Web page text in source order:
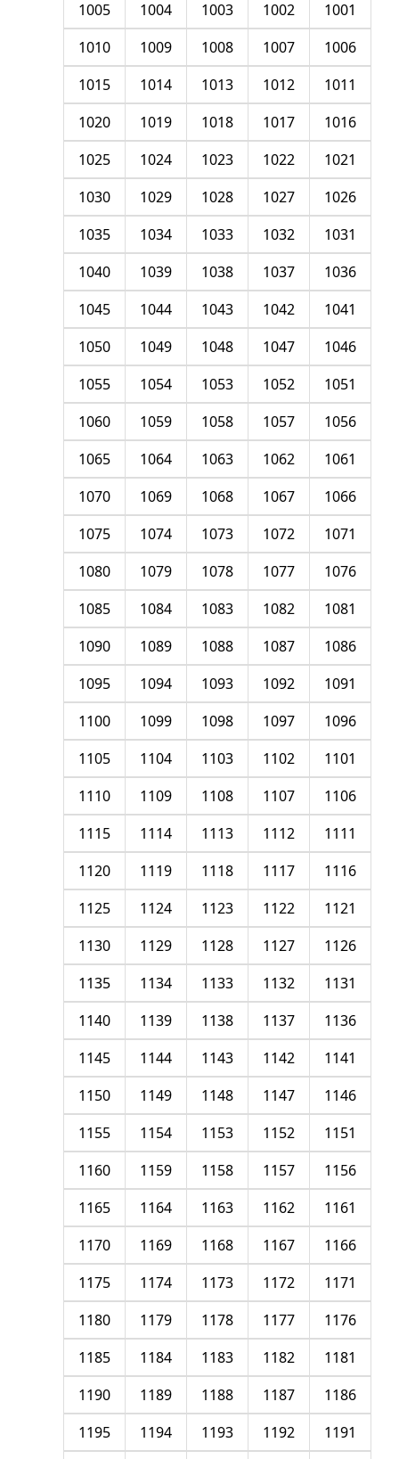
1001
1002
1003
1004
1005
1006
1007
1008
1009
1010
1011
1012
1013
1014
1015
1016
1017
1018
1019
1020
1021
1022
1023
1024
1025
1026
1027
1028
1029
1030
1031
1032
1033
1034
1035
1036
1037
1038
1039
1040
1041
1042
1043
1044
1045
1046
1047
1048
1049
1050
1051
1052
1053
1054
1055
1056
1057
1058
1059
1060
1061
1062
1063
1064
1065
1066
1067
1068
1069
1070
1071
1072
1073
1074
1075
1076
1077
1078
1079
1080
1081
1082
1083
1084
1085
1086
1087
1088
1089
1090
1091
1092
1093
1094
1095
1096
1097
1098
1099
1100
1101
1102
1103
1104
1105
1106
1107
1108
1109
1110
1111
1112
1113
1114
1115
1116
1117
1118
1119
1120
1121
1122
1123
1124
1125
1126
1127
1128
1129
1130
1131
1132
1133
1134
1135
1136
1137
1138
1139
1140
1141
1142
1143
1144
1145
1146
1147
1148
1149
1150
1151
1152
1153
1154
1155
1156
1157
1158
1159
1160
1161
1162
1163
1164
1165
1166
1167
1168
1169
1170
1171
1172
1173
1174
1175
1176
1177
1178
1179
1180
1181
1182
1183
1184
1185
1186
1187
1188
1189
1190
1191
1192
1193
1194
1195